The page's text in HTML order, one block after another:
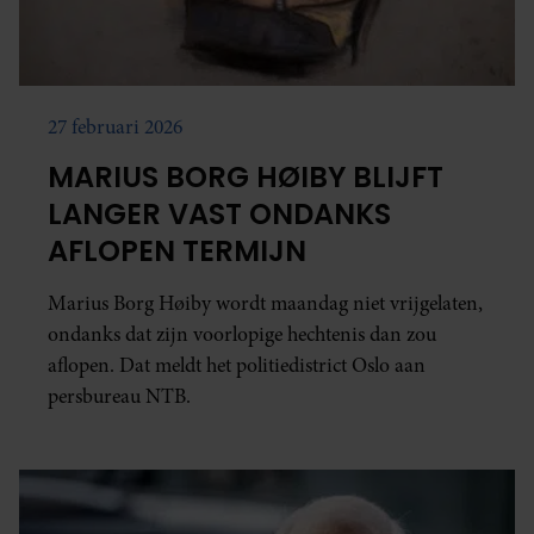
27 februari 2026
MARIUS BORG HØIBY BLIJFT
LANGER VAST ONDANKS
AFLOPEN TERMIJN
Marius Borg Høiby wordt maandag niet vrijgelaten,
ondanks dat zijn voorlopige hechtenis dan zou
aflopen. Dat meldt het politiedistrict Oslo aan
persbureau NTB.